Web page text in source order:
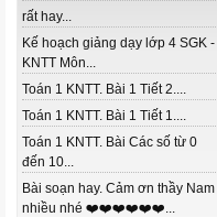
rất hay...
Kế hoạch giảng dạy lớp 4 SGK -
KNTT Môn...
Toán 1 KNTT. Bài 1 Tiết 2....
Toán 1 KNTT. Bài 1 Tiết 1....
Toán 1 KNTT. Bài Các số từ 0
đến 10...
Bài soạn hay. Cảm ơn thầy Nam
nhiều nhé ❤️❤️❤️❤️❤️❤️...